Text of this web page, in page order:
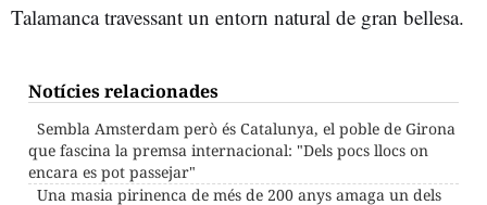
Talamanca travessant un entorn natural de gran bellesa.
Notícies relacionades
Sembla Amsterdam però és Catalunya, el poble de Girona
que fascina la premsa internacional: "Dels pocs llocs on
encara es pot passejar"
Una masia pirinenca de més de 200 anys amaga un dels